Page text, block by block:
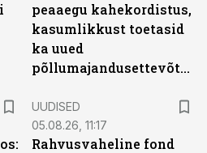
peaaegu kahekordistus,
kasumlikkust toetasid
ka uued
põllumajandusettevõtted
UUDISED
05.08.26, 11:17
Rahvusvaheline fond